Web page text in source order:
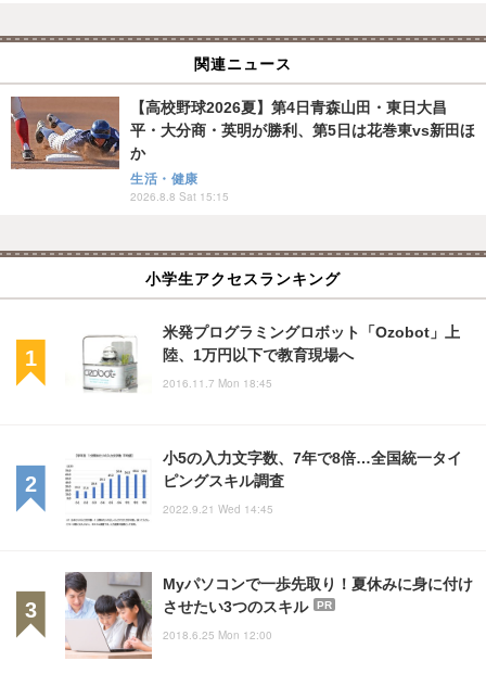
関連ニュース
【高校野球2026夏】第4日青森山田・東日大昌
平・大分商・英明が勝利、第5日は花巻東vs新田ほ
か
生活・健康
2026.8.8 Sat 15:15
小学生アクセスランキング
米発プログラミングロボット「Ozobot」上
陸、1万円以下で教育現場へ
2016.11.7 Mon 18:45
小5の入力文字数、7年で8倍…全国統一タイ
ピングスキル調査
2022.9.21 Wed 14:45
Myパソコンで一歩先取り！夏休みに身に付け
させたい3つのスキル
PR
2018.6.25 Mon 12:00